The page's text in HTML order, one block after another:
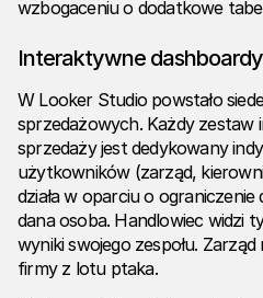
wzbogaceniu o dodatkowe
Interaktywne dashboardy
W Looker Studio powstało
sprzedażowych. Każdy
sprzedaży jest dedykowany
użytkowników (zarząd,
działa w oparciu o
dana osoba. Handlowiec widzi
wyniki swojego zespołu. Zarząd
firmy z lotu ptaka.